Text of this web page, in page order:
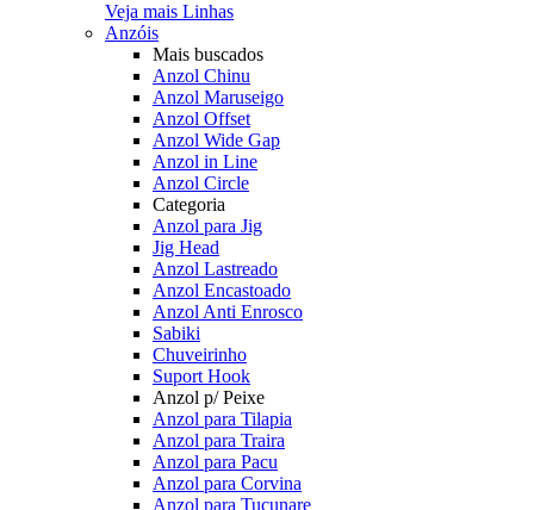
Veja mais Linhas
Anzóis
Mais buscados
Anzol Chinu
Anzol Maruseigo
Anzol Offset
Anzol Wide Gap
Anzol in Line
Anzol Circle
Categoria
Anzol para Jig
Jig Head
Anzol Lastreado
Anzol Encastoado
Anzol Anti Enrosco
Sabiki
Chuveirinho
Suport Hook
Anzol p/ Peixe
Anzol para Tilapia
Anzol para Traira
Anzol para Pacu
Anzol para Corvina
Anzol para Tucunare